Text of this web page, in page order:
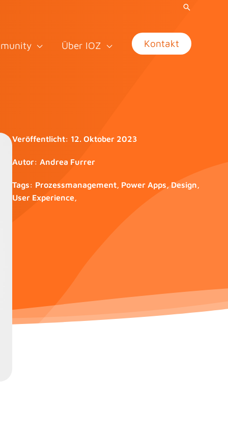
Über IOZ Kontakt
Veröffentlicht: 12. Oktober 2023
Autor: Andrea Furrer
Tags: Prozessmanagement, Power Apps,Design,
User Experience,